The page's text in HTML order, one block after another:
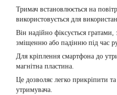
Тримач встановлюється на
використовується для
Він надійно фіксується
зміщенню або падінню під час
Для кріплення смартфона до
магнітна пластина.
Це дозволяє легко прикріпити
утримувача.